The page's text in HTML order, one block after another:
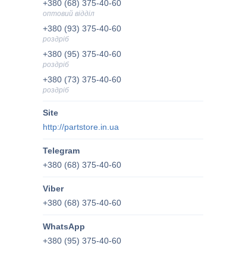
+380 (68) 375-40-60
оптовий відділ
+380 (93) 375-40-60
роздріб
+380 (95) 375-40-60
роздріб
+380 (73) 375-40-60
роздріб
http://partstore.in.ua
+380 (68) 375-40-60
+380 (68) 375-40-60
+380 (95) 375-40-60